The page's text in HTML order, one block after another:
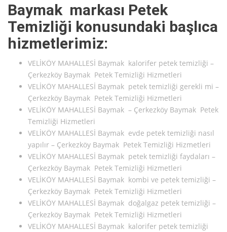
Baymak markası Petek
Temizliği konusundaki başlıca
hizmetlerimiz:
VELİKÖY MAHALLESİ Baymak kalorifer petek temizliği –
Çerkezköy Baymak Petek Temizliği Hizmetleri
VELİKÖY MAHALLESİ Baymak petek temizliği gerekli mi –
Çerkezköy Baymak Petek Temizliği Hizmetleri
VELİKÖY MAHALLESİ Baymak – Çerkezköy Baymak Petek
Temizliği Hizmetleri
VELİKÖY MAHALLESİ Baymak evde petek temizliği nasıl
yapılır – Çerkezköy Baymak Petek Temizliği Hizmetleri
VELİKÖY MAHALLESİ Baymak petek temizliği faydaları –
Çerkezköy Baymak Petek Temizliği Hizmetleri
VELİKÖY MAHALLESİ Baymak kombi ve petek temizliği –
Çerkezköy Baymak Petek Temizliği Hizmetleri
VELİKÖY MAHALLESİ Baymak doğalgaz petek temizliği –
Çerkezköy Baymak Petek Temizliği Hizmetleri
VELİKÖY MAHALLESİ Baymak kalorifer petek temizliği